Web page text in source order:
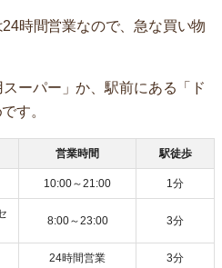
時間営業なので、急な買い物
ーパー」か、駅前にある「ド
す。
営業時間 駅徒歩
10:00～21:00 1分
8:00～23:00 3分
24時間営業 3分